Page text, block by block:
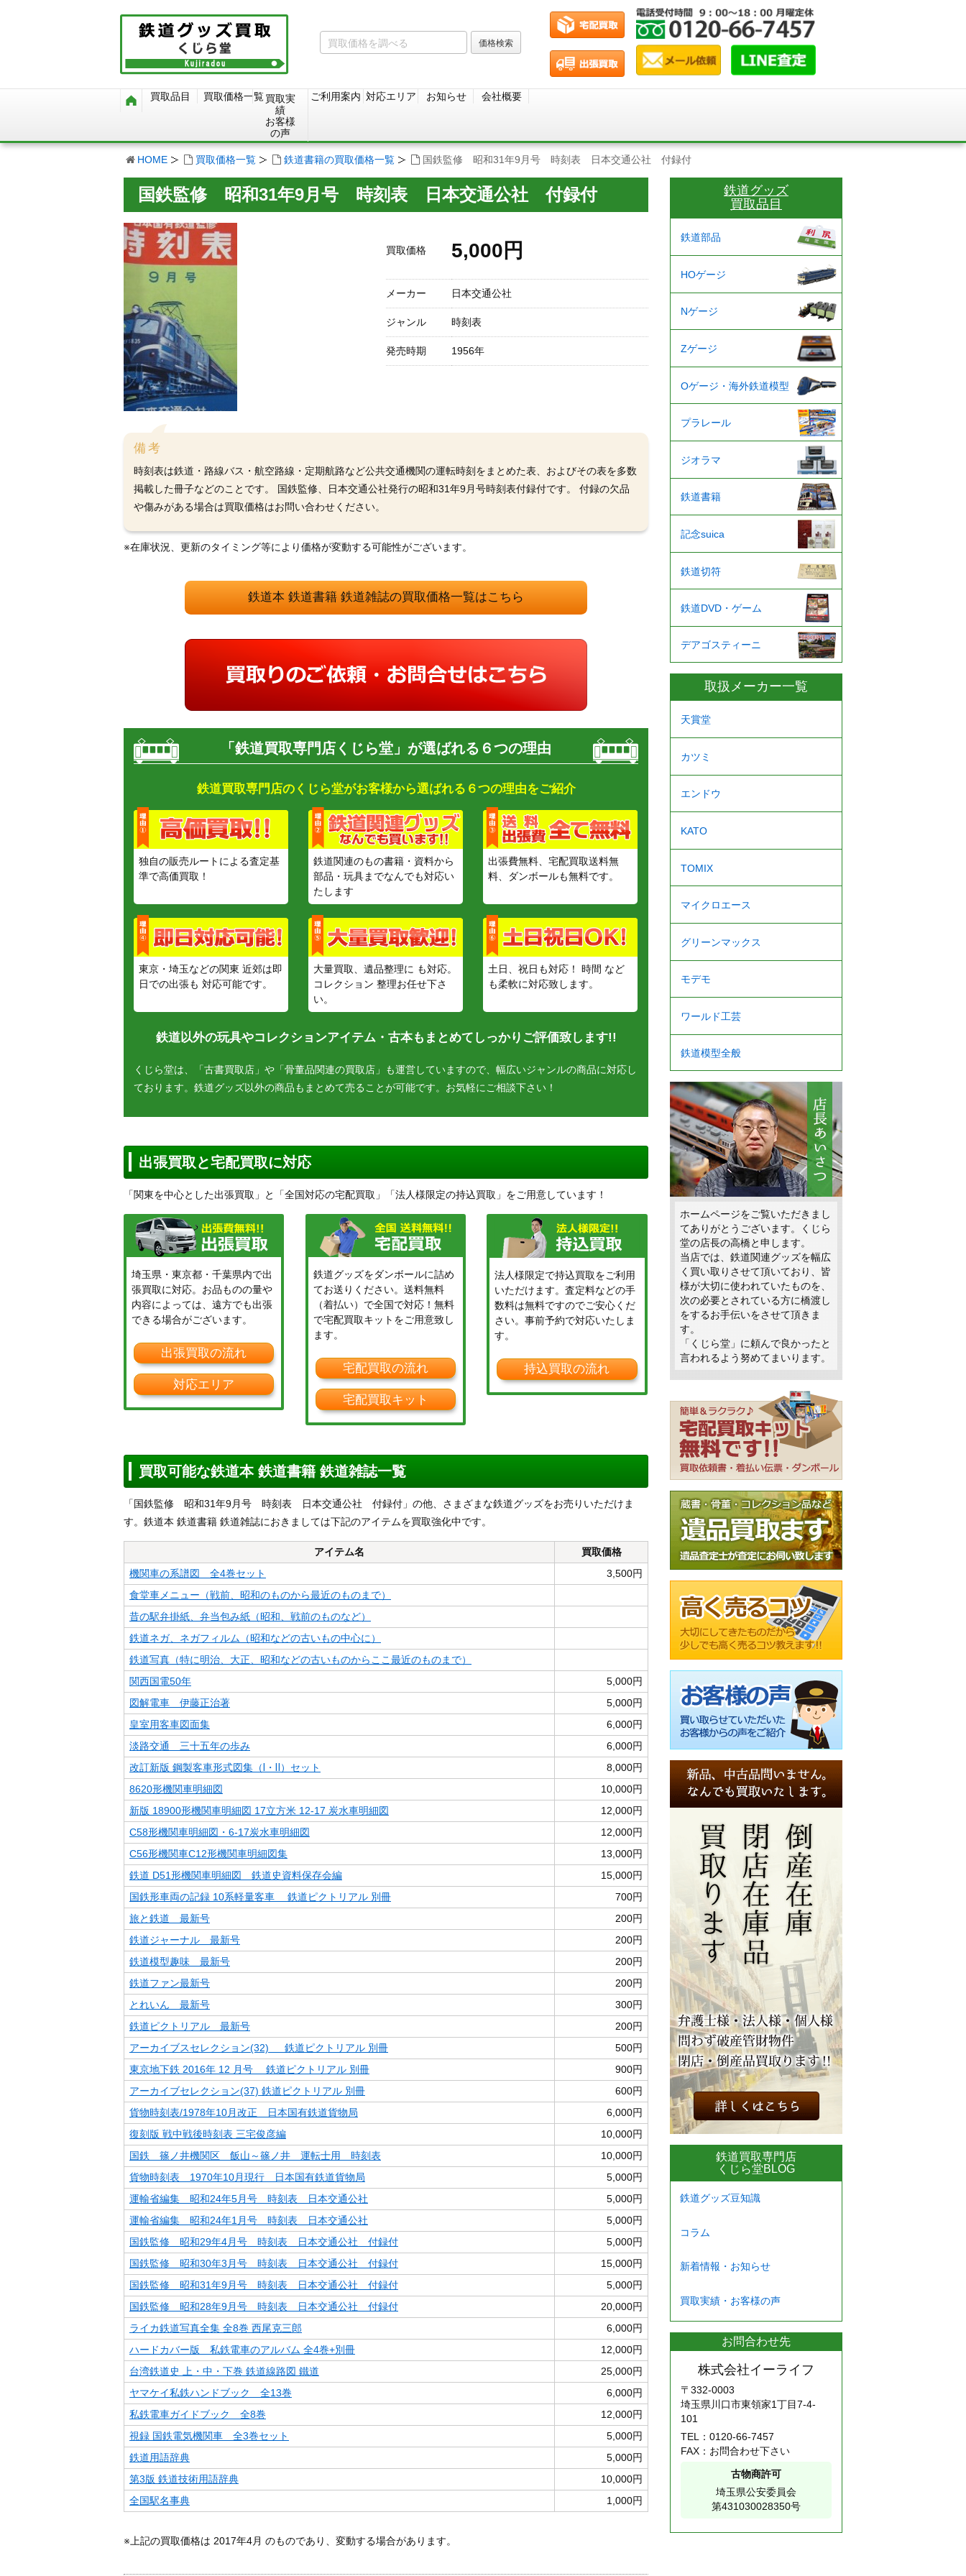
買取品目 買取価格一覧買取実
績
お客様
の声
ご利用案内 対応エリア お知らせ 会社概要
HOME 買取価格一覧 鉄道書籍の買取価格一覧 国鉄監修 昭和31年9月号 時刻表 日本交通公社 付録付
国鉄監修 昭和31年9月号 時刻表 日本交通公社 付録付
買取価格 5,000円
メーカー 日本交通公社
ジャンル 時刻表
発売時期 1956年
備考
時刻表は鉄道・路線バス・航空路線・定期航路など公共交通機関の運転時刻をまとめた表、およびその表を多数
掲載した冊子などのことです。 国鉄監修、日本交通公社発行の昭和31年9月号時刻表付録付です。 付録の欠品
や傷みがある場合は買取価格はお問い合わせください。
※在庫状況、更新のタイミング等により価格が変動する可能性がございます。
鉄道本 鉄道書籍 鉄道雑誌の買取価格一覧はこちら
「鉄道買取専門店くじら堂」が選ばれる６つの理由
鉄道買取専門店のくじら堂がお客様から選ばれる６つの理由をご紹介
独自の販売ルートによる査定基
準で高価買取！
鉄道関連のもの書籍・資料から
部品・玩具までなんでも対応い
たします
出張費無料、宅配買取送料無
料、ダンボールも無料です。
東京・埼玉などの関東 近郊は即
日での出張も 対応可能です。
大量買取、遺品整理に も対応。
コレクション 整理お任せ下さ
い。
土日、祝日も対応！ 時間 など
も柔軟に対応致します。
鉄道以外の玩具やコレクションアイテム・古本もまとめてしっかりご評価致します!!
くじら堂は、「古書買取店」や「骨董品関連の買取店」も運営していますので、幅広いジャンルの商品に対応し
ております。鉄道グッズ以外の商品もまとめて売ることが可能です。お気軽にご相談下さい！
出張買取と宅配買取に対応
「関東を中心とした出張買取」と「全国対応の宅配買取」「法人様限定の持込買取」をご用意しています！
埼玉県・東京都・千葉県内で出
張買取に対応。お品ものの量や
内容によっては、遠方でも出張
できる場合がございます。
出張買取の流れ
対応エリア
鉄道グッズをダンボールに詰め
てお送りください。送料無料
（着払い）で全国で対応！無料
で宅配買取キットをご用意致し
ます。
宅配買取の流れ
宅配買取キット
法人様限定で持込買取をご利用
いただけます。査定料などの手
数料は無料ですのでご安心くだ
さい。事前予約で対応いたしま
す。
持込買取の流れ
買取可能な鉄道本 鉄道書籍 鉄道雑誌一覧
「国鉄監修 昭和31年9月号 時刻表 日本交通公社 付録付」の他、さまざまな鉄道グッズをお売りいただけま
す。鉄道本 鉄道書籍 鉄道雑誌におきましては下記のアイテムを買取強化中です。
アイテム名
買取価格
機関車の系譜図 全4巻セット
3,500円
食堂車メニュー（戦前、昭和のものから最近のものまで）
昔の駅弁掛紙、弁当包み紙（昭和、戦前のものなど）
鉄道ネガ、ネガフィルム（昭和などの古いもの中心に）
鉄道写真（特に明治、大正、昭和などの古いものからここ最近のものまで）
関西国電50年
5,000円
図解電車 伊藤正治著
5,000円
皇室用客車図面集
6,000円
淡路交通 三十五年の歩み
6,000円
改訂新版 鋼製客車形式図集（Ⅰ・Ⅱ）セット
8,000円
8620形機関車明細図
10,000円
新版 18900形機関車明細図 17立方米 12-17 炭水車明細図
12,000円
C58形機関車明細図・6-17炭水車明細図
12,000円
C56形機関車C12形機関車明細図集
13,000円
鉄道 D51形機関車明細図 鉄道史資料保存会編
15,000円
国鉄形車両の記録 10系軽量客車 鉄道ピクトリアル 別冊
700円
旅と鉄道 最新号
200円
鉄道ジャーナル 最新号
200円
鉄道模型趣味 最新号
200円
鉄道ファン最新号
200円
とれいん 最新号
300円
鉄道ピクトリアル 最新号
200円
アーカイブスセレクション(32) 鉄道ピクトリアル 別冊
500円
東京地下鉄 2016年 12 月号 鉄道ピクトリアル 別冊
900円
アーカイブセレクション(37) 鉄道ピクトリアル 別冊
600円
貨物時刻表/1978年10月改正 日本国有鉄道貨物局
6,000円
復刻版 戦中戦後時刻表 三宅俊彦編
10,000円
国鉄 篠ノ井機関区 飯山～篠ノ井 運転士用 時刻表
10,000円
貨物時刻表 1970年10月現行 日本国有鉄道貨物局
5,000円
運輸省編集 昭和24年5月号 時刻表 日本交通公社
5,000円
運輸省編集 昭和24年1月号 時刻表 日本交通公社
5,000円
国鉄監修 昭和29年4月号 時刻表 日本交通公社 付録付
5,000円
国鉄監修 昭和30年3月号 時刻表 日本交通公社 付録付
15,000円
国鉄監修 昭和31年9月号 時刻表 日本交通公社 付録付
5,000円
国鉄監修 昭和28年9月号 時刻表 日本交通公社 付録付
20,000円
ライカ鉄道写真全集 全8巻 西尾克三郎
6,000円
ハードカバー版 私鉄電車のアルバム 全4巻+別冊
12,000円
台湾鉄道史 上・中・下巻 鉄道線路図 鐵道
25,000円
ヤマケイ私鉄ハンドブック 全13巻
6,000円
私鉄電車ガイドブック 全8巻
12,000円
視録 国鉄電気機関車 全3巻セット
5,000円
鉄道用語辞典
5,000円
第3版 鉄道技術用語辞典
10,000円
全国駅名事典
1,000円
※上記の買取価格は 2017年4月 のものであり、変動する場合があります。
鉄道グッズ
買取品目
鉄道部品
HOゲージ
Nゲージ
Zゲージ
Oゲージ・海外鉄道模型
プラレール
ジオラマ
鉄道書籍
記念suica
鉄道切符
鉄道DVD・ゲーム
デアゴスティーニ
取扱メーカー一覧
天賞堂
カツミ
エンドウ
KATO
TOMIX
マイクロエース
グリーンマックス
モデモ
ワールド工芸
鉄道模型全般
ホームページをご覧いただきまし
てありがとうございます。くじら
堂の店長の高橋と申します。
当店では、鉄道関連グッズを幅広
く買い取りさせて頂いており、皆
様が大切に使われていたものを、
次の必要とされている方に橋渡し
をするお手伝いをさせて頂きま
す。
「くじら堂」に頼んで良かったと
言われるよう努めてまいります。
鉄道買取専門店
くじら堂BLOG
鉄道グッズ豆知識
コラム
新着情報・お知らせ
買取実績・お客様の声
お問合わせ先
株式会社イーライフ
〒332-0003
埼玉県川口市東領家1丁目7-4-
101
TEL： 0120-66-7457
FAX：お問合わせ下さい
古物商許可
埼玉県公安委員会
第431030028350号